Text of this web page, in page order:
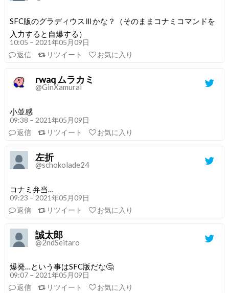
SFC版のグラディウスⅢかな？（そのままコナミコマンドを
入力すると自爆する）
10:05 – 2021年05月09日
返信
リツイート お気に入り
rwaq ムラカミ
@GinXamurai
小並感
09:38 – 2021年05月09日
返信
リツイート お気に入り
左折
@schokolade24
コナミ弁当…
09:23 – 2021年05月09日
返信
リツイート お気に入り
誠太郎
@2ndSeitaro
爆発…という事はSFC版だな🤔
09:07 – 2021年05月09日
返信
リツイート お気に入り